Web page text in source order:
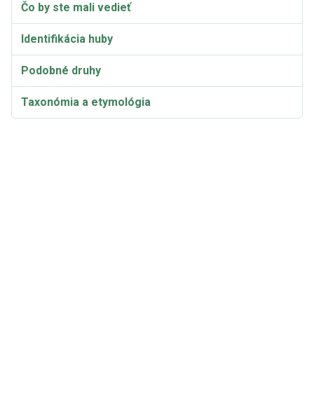
Čo by ste mali vedieť
Identifikácia huby
Podobné druhy
Taxonómia a etymológia